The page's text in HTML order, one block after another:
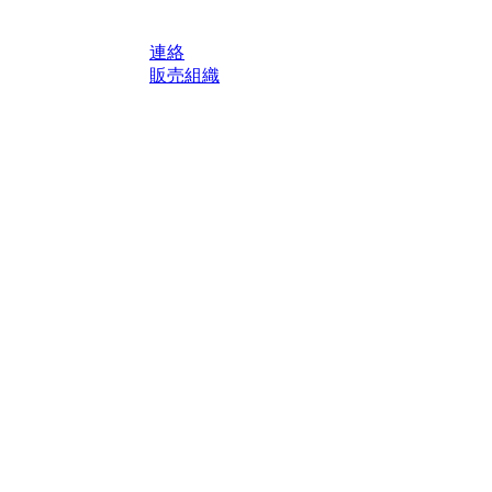
連絡
販売組織